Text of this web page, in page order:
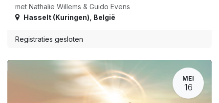
met Nathalie Willems & Guido Evens
Hasselt (Kuringen) België
Registraties gesloten
MEI
16